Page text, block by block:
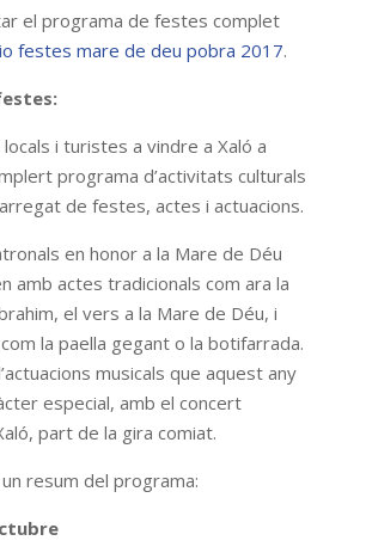
el programa de festes complet
festes mare de deu pobra 2017.
locals i turistes a vindre a Xaló a
programa d’activitats culturals
de festes, actes i actuacions.
en honor a la Mare de Déu
amb actes tradicionals com ara la
el vers a la Mare de Déu, i
la paella gegant o la botifarrada.
musicals que aquest any
especial, amb el concert
part de la gira comiat.
resum del programa: